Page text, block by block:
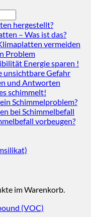
im Warenkorb.
hergestellt?
– Was ist das?
vermeiden
Problem
Energie sparen !
unsichtbare Gefahr
und Antworten
schimmelt!
Schimmelproblem?
bei Schimmelbefall
vorbeugen?
(VOC)